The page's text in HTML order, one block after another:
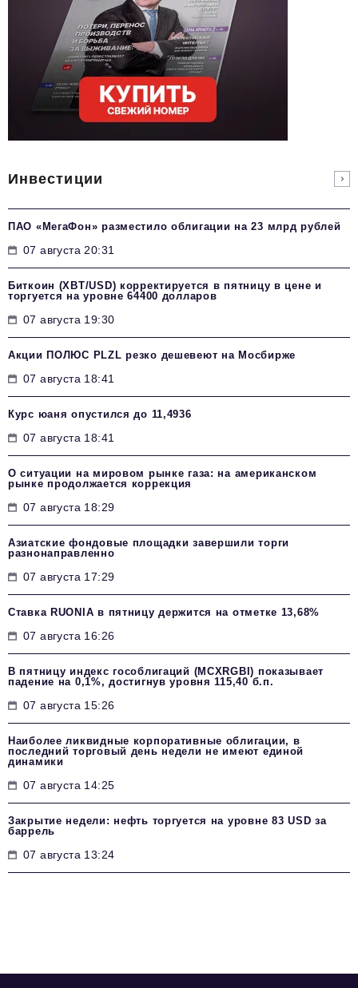
Инвестиции
ПАО «МегаФон» разместило облигации на 23 млрд рублей
07 августа 20:31
Биткоин (XBT/USD) корректируется в пятницу в цене и
торгуется на уровне 64400 долларов
07 августа 19:30
Акции ПОЛЮС PLZL резко дешевеют на Мосбирже
07 августа 18:41
Курс юаня опустился до 11,4936
07 августа 18:41
О ситуации на мировом рынке газа: на американском
рынке продолжается коррекция
07 августа 18:29
Азиатские фондовые площадки завершили торги
разнонаправленно
07 августа 17:29
Ставка RUONIA в пятницу держится на отметке 13,68%
07 августа 16:26
В пятницу индекс гособлигаций (MCXRGBI) показывает
падение на 0,1%, достигнув уровня 115,40 б.п.
07 августа 15:26
Наиболее ликвидные корпоративные облигации, в
последний торговый день недели не имеют единой
динамики
07 августа 14:25
Закрытие недели: нефть торгуется на уровне 83 USD за
баррель
07 августа 13:24